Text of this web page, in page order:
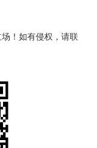
！如有侵权，请联